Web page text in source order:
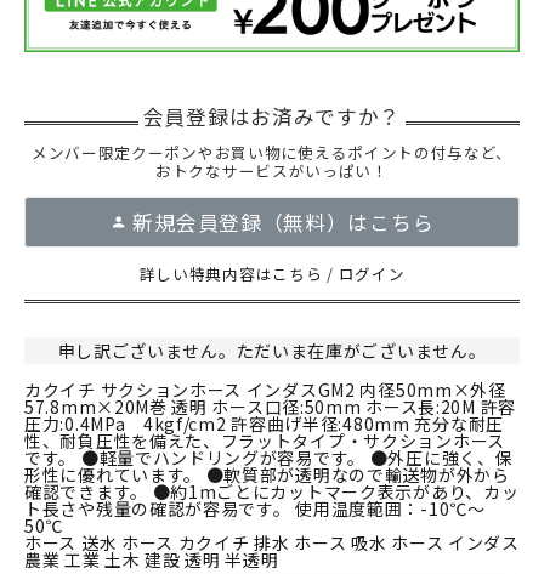
メンバー限定クーポンやお買い物に使えるポイントの付与など、
おトクなサービスがいっぱい！
新規会員登録（無料）はこちら
詳しい特典内容はこちら / ログイン
申し訳ございません。ただいま在庫がございません。
カクイチ サクションホース インダスGM2 内径50mm×外径
57.8mm×20M巻 透明 ホース口径:50mm ホース長:20M 許容
圧力:0.4MPa 4kgf/cm2 許容曲げ半径:480mm 充分な耐圧
性、耐負圧性を備えた、フラットタイプ・サクションホース
です。 ●軽量でハンドリングが容易です。 ●外圧に強く、保
形性に優れています。 ●軟質部が透明なので輸送物が外から
確認できます。 ●約1mごとにカットマーク表示があり、カッ
ト長さや残量の確認が容易です。 使用温度範囲：-10℃～
50℃
ホース 送水 ホース カクイチ 排水 ホース 吸水 ホース インダス
農業 工業 土木 建設 透明 半透明